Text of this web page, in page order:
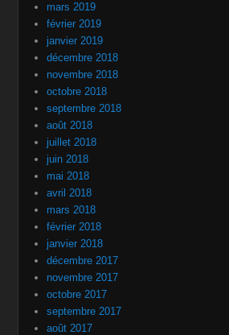
mars 2019
février 2019
janvier 2019
décembre 2018
novembre 2018
octobre 2018
septembre 2018
août 2018
juillet 2018
juin 2018
mai 2018
avril 2018
mars 2018
février 2018
janvier 2018
décembre 2017
novembre 2017
octobre 2017
septembre 2017
août 2017